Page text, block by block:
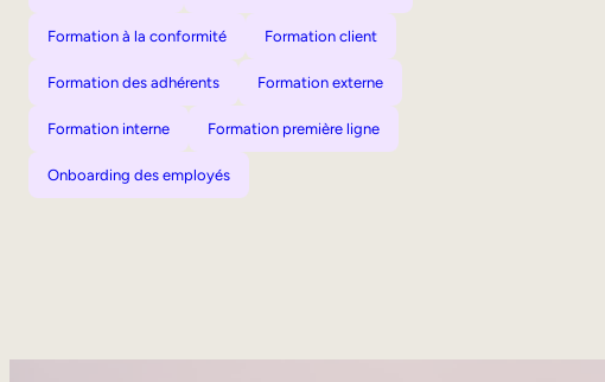
Formation à la conformité Formation client
Formation des adhérents Formation externe
Formation interne Formation première ligne
Onboarding des employés